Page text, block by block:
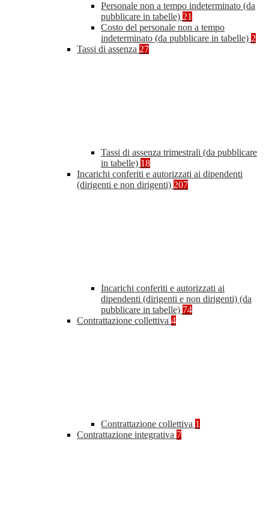
Personale non a tempo indeterminato (da
pubblicare in tabelle) 21
Costo del personale non a tempo
indeterminato (da pubblicare in tabelle) 2
Tassi di assenza 27
Tassi di assenza trimestrali (da pubblicare
in tabelle) 18
Incarichi conferiti e autorizzati ai dipendenti
(dirigenti e non dirigenti) 207
Incarichi conferiti e autorizzati ai
dipendenti (dirigenti e non dirigenti) (da
pubblicare in tabelle) 74
Contrattazione collettiva 4
Contrattazione collettiva 1
Contrattazione integrativa 7